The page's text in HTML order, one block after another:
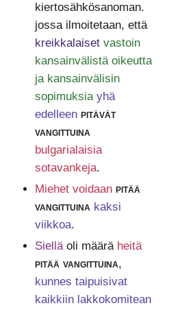
kiertosähkösanoman.
jossa ilmoitetaan, että
kreikkalaiset vastoin
kansainvälistä oikeutta
ja kansainvälisin
sopimuksia yhä
edelleen pitävät
vangittuina
bulgarialaisia
sotavankeja.
Miehet voidaan pitää
vangittuina kaksi
viikkoa.
Sielläoli määrä heitä
pitää vangittuina,
kunnes taipuisivat
kaikkiin lakkokomitean